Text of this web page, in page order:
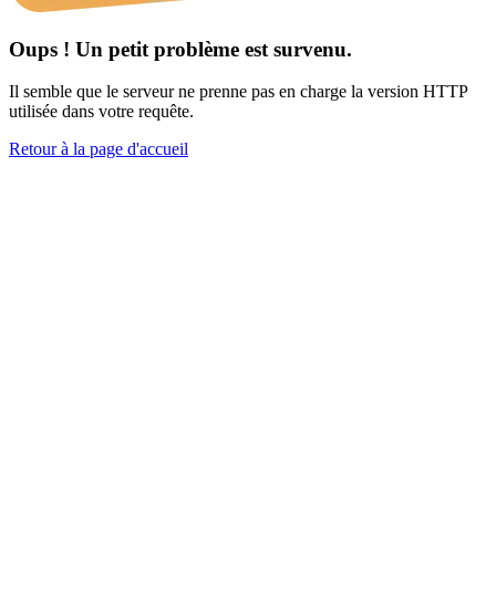
Oups ! Un petit problème est survenu.
Il semble que le serveur ne prenne pas en charge la version HTTP
utilisée dans votre requête.
Retour à la page d'accueil